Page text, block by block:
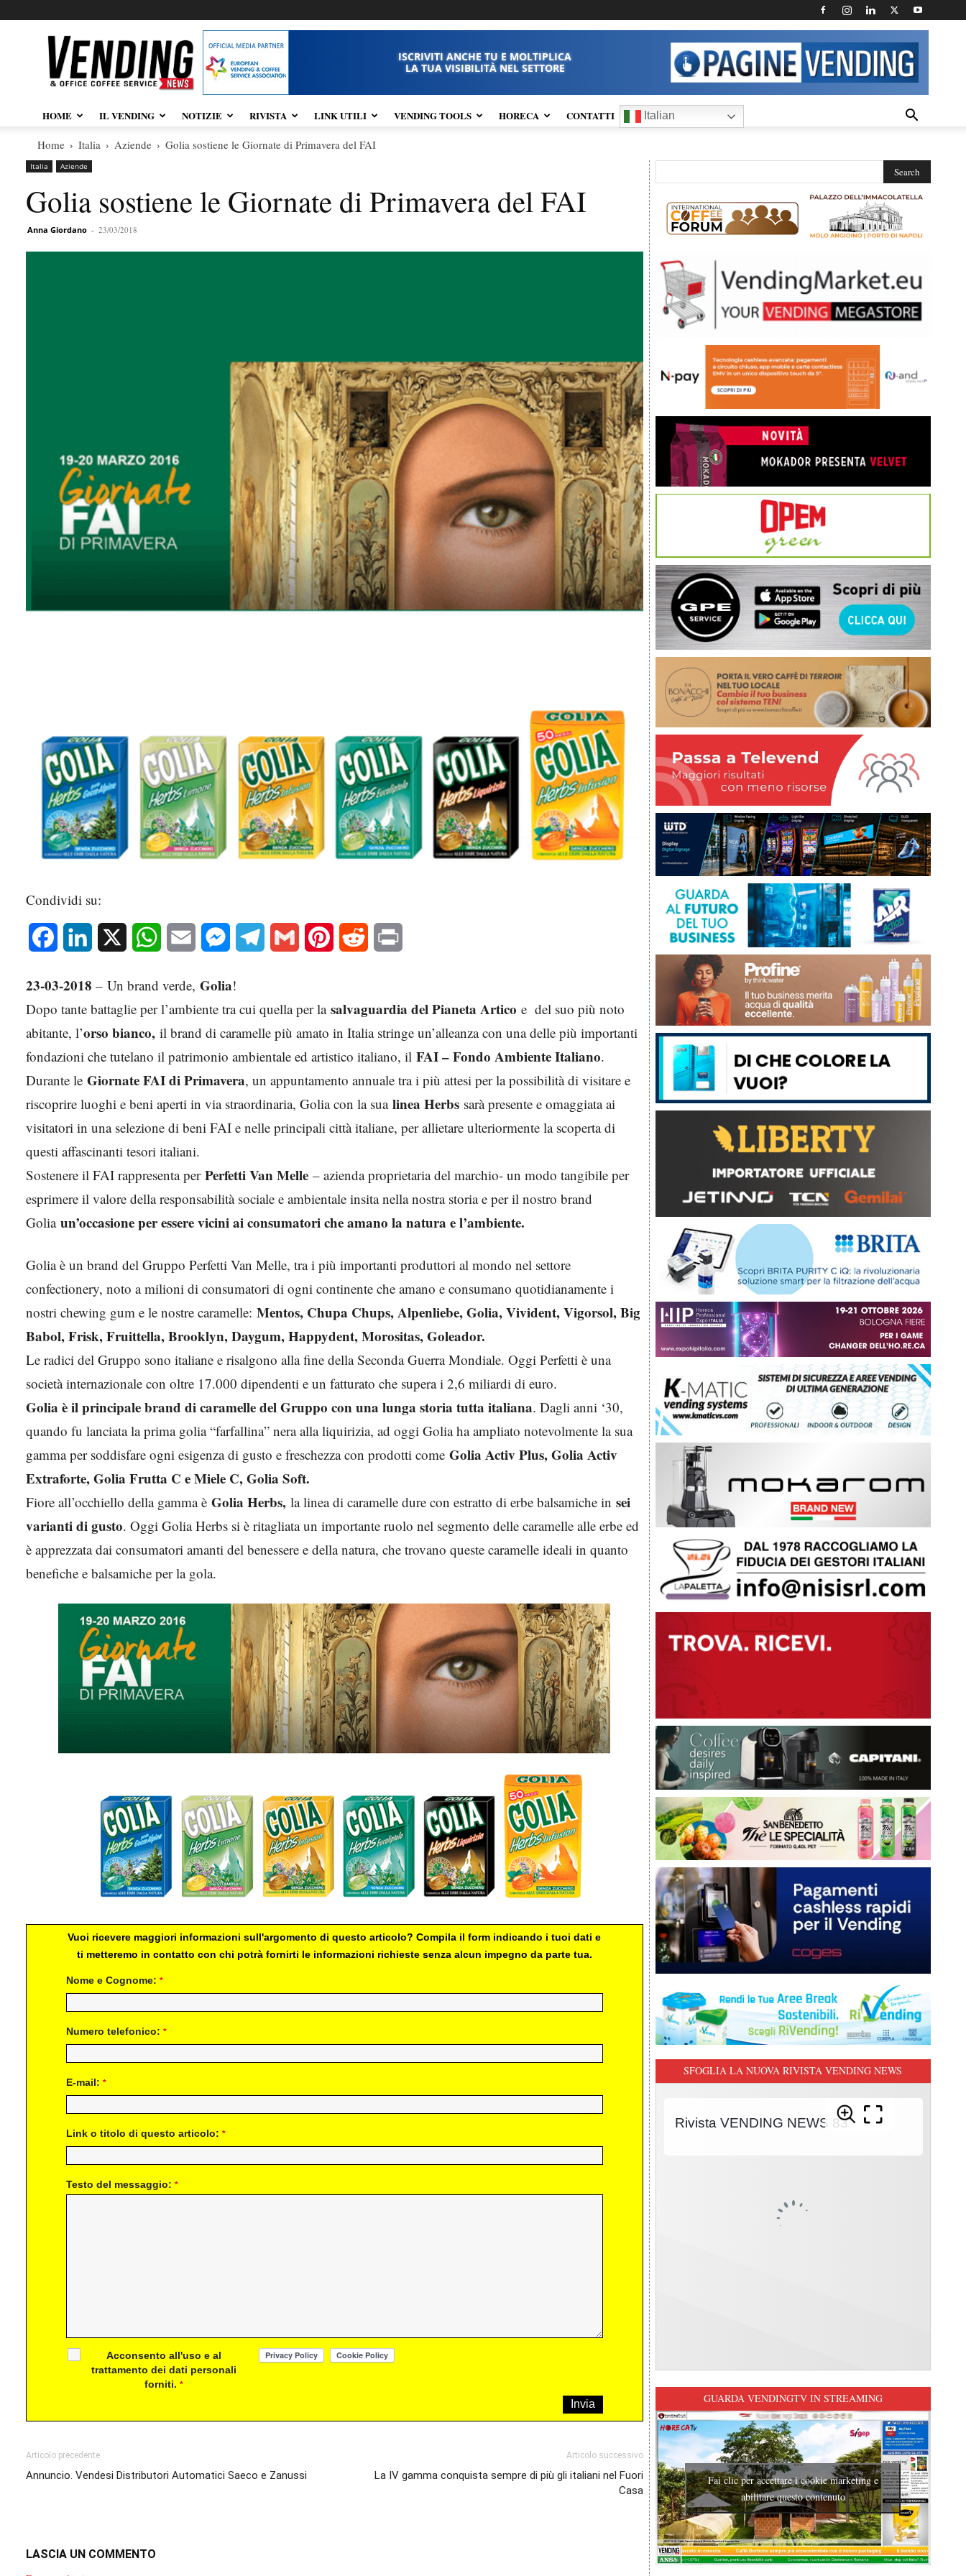
Vendingnews.it
ISCRIVITI ANCHE TU E MOLTIPLICA
LA TUA VISIBILITÀ NEL SETTORE
HOME IL VENDING NOTIZIE RIVISTA LINK UTILI VENDING TOOLS HORECA CONTATTI Italian
Home Italia Aziende Golia sostiene le Giornate di Primavera del FAI
Italia Aziende
Golia sostiene le Giornate di Primavera del FAI
Anna Giordano - 23/03/2018
Condividi su:
Facebook LinkedIn WhatsAppEmail MessengerTelegram Gmail Pinterest Reddit
23-03-2018 – Un brand verde, Golia!
Dopo tante battaglie per l’ambiente tra cui quella per lasalvaguardia del Pianeta Artico e del suo più noto
abitante, l’orso bianco, il brand di caramelle più amato in Italia stringe un’alleanza con una delle più importanti
fondazioni che tutelano il patrimonio ambientale ed artistico italiano, il FAI – Fondo Ambiente Italiano.
Durante le Giornate FAI di Primavera, un appuntamento annuale tra i più attesi per la possibilità di visitare e
riscoprire luoghi e beni aperti in via straordinaria, Golia con la sua linea Herbs sarà presente e omaggiata ai
visitatori in una selezione di beni FAI e nelle principali città italiane, per allietare ulteriormente la scoperta di
questi affascinanti tesori italiani.
Sostenere il FAI rappresenta per Perfetti Van Melle – azienda proprietaria del marchio- un modo tangibile per
esprimere il valore della responsabilità sociale e ambientale insita nella nostra storia e per il nostro brand
Golia un’occasione per essere vicini ai consumatori che amano la natura e l’ambiente.
Golia è un brand del Gruppo Perfetti Van Melle, tra i più importanti produttori al mondo nel settore
confectionery, noto a milioni di consumatori di ogni continente che amano e consumano quotidianamente i
nostri chewing gum e le nostre caramelle: Mentos, Chupa Chups, Alpenliebe, Golia, Vivident, Vigorsol, Big
Babol, Frisk, Fruittella, Brooklyn, Daygum, Happydent, Morositas, Goleador.
Le radici del Gruppo sono italiane e risalgono alla fine della Seconda Guerra Mondiale. Oggi Perfetti è una
società internazionale con oltre 17.000 dipendenti e un fatturato che supera i 2,6 miliardi di euro.
Golia è il principale brand di caramelle del Gruppo con una lunga storia tutta italiana. Dagli anni ‘30,
quando fu lanciata la prima golia “farfallina” nera alla liquirizia, ad oggi Golia ha ampliato notevolmente la sua
gamma per soddisfare ogni esigenza di gusto e freschezza con prodotti come Golia Activ Plus, Golia Activ
Extraforte, Golia Frutta C e Miele C, Golia Soft.
Fiore all’occhiello della gamma è Golia Herbs, la linea di caramelle dure con estratto di erbe balsamiche in sei
varianti di gusto. Oggi Golia Herbs si è ritagliata un importante ruolo nel segmento delle caramelle alle erbe ed
è apprezzata dai consumatori amanti del benessere e della natura, che trovano queste caramelle ideali in quanto
benefiche e balsamiche per la gola.
Vuoi ricevere maggiori informazioni sull'argomento di questo articolo? Compila il form indicando i tuoi dati e
ti metteremo in contatto con chi potrà fornirti le informazioni richieste senza alcun impegno da parte tua.
Nome e Cognome: *
Numero telefonico: *
E-mail: *
Link o titolo di questo articolo: *
Testo del messaggio: *
Acconsento all'uso e al
trattamento dei dati personali
forniti.*
Articolo precedente
Annuncio. Vendesi Distributori Automatici Saeco e Zanussi
Articolo successivo
La IV gamma conquista sempre di più gli italiani nel Fuori
Casa
LASCIA UN COMMENTO
SFOGLIA LA NUOVA RIVISTA VENDING NEWS
GUARDA VENDINGTV IN STREAMING
Fai clic per accettare i cookie marketing e
abilitare questo contenuto